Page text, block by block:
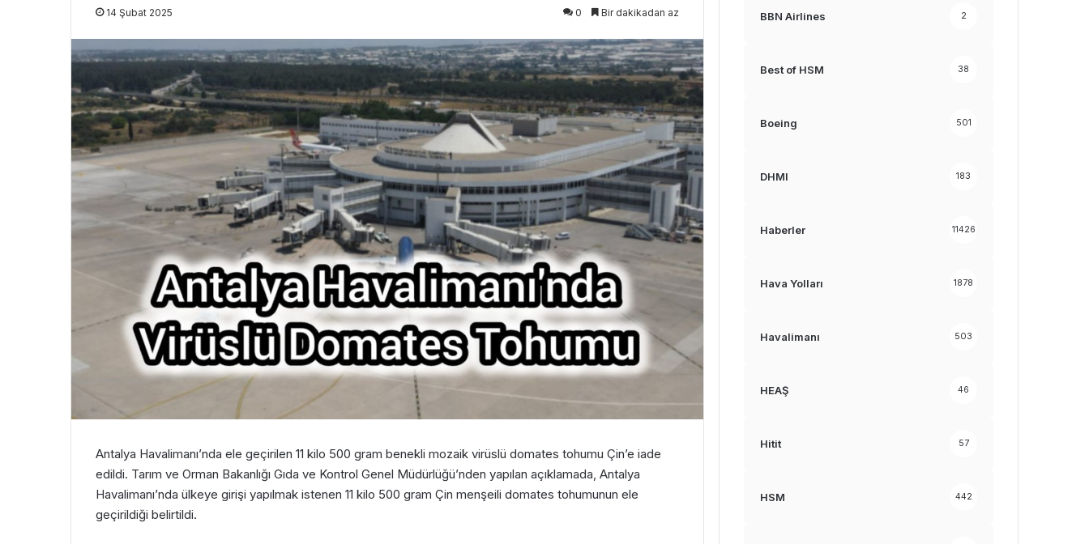
14 Şubat 2025 0 Bir dakikadan az
Antalya Havalimanı’nda ele geçirilen 11 kilo 500 gram benekli mozaik virüslü domates tohumu Çin’e iade
edildi. Tarım ve Orman Bakanlığı Gıda ve Kontrol Genel Müdürlüğü’nden yapılan açıklamada, Antalya
Havalimanı’nda ülkeye girişi yapılmak istenen 11 kilo 500 gram Çin menşeili domates tohumunun ele
geçirildiği belirtildi.
BBN Airlines 2
Best of HSM 38
Boeing 501
DHMI 183
Haberler 11426
Hava Yolları 1878
Havalimanı 503
HEAŞ 46
Hitit 57
HSM 442